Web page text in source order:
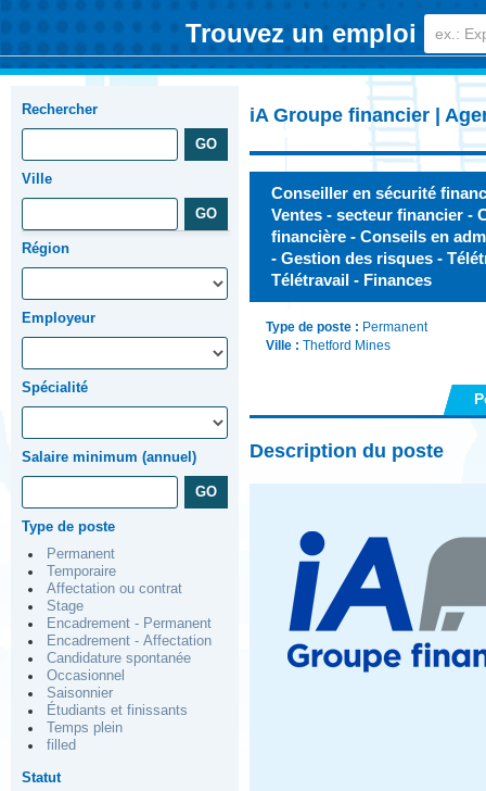
Trouvez un emploi
Rechercher
Ville
Région
Employeur
Spécialité
Salaire minimum (annuel)
Type de poste
Permanent
Temporaire
Affectation ou contrat
Stage
Encadrement - Permanent
Encadrement - Affectation
Candidature spontanée
Occasionnel
Saisonnier
Étudiants et finissants
Temps plein
filled
Statut
iA Groupe financier |
Conseiller en sécurité
Ventes - secteur financier -
financière - Conseils en
- Gestion des risques -
Télétravail - Finances
Type de poste : Permanent
Ville : Thetford Mines
Description du poste